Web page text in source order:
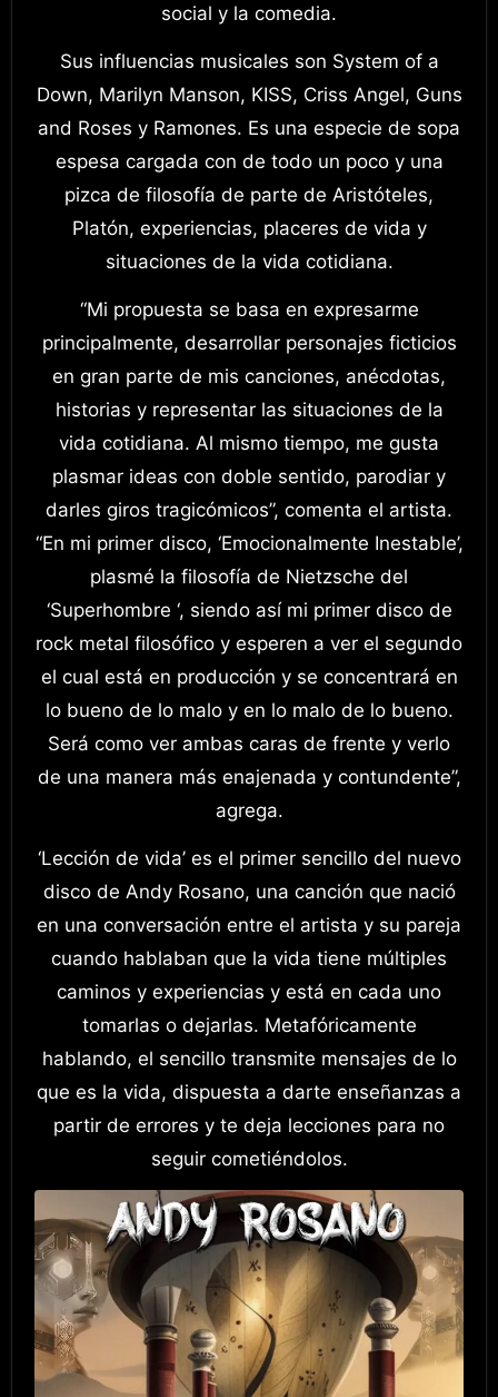
social y la comedia.
Sus influencias musicales son System of a
Down, Marilyn Manson, KISS, Criss Angel, Guns
and Roses y Ramones. Es una especie de sopa
espesa cargada con de todo un poco y una
pizca de filosofía de parte de Aristóteles,
Platón, experiencias, placeres de vida y
situaciones de la vida cotidiana.
“Mi propuesta se basa en expresarme
principalmente, desarrollar personajes ficticios
en gran parte de mis canciones, anécdotas,
historias y representar las situaciones de la
vida cotidiana. Al mismo tiempo, me gusta
plasmar ideas con doble sentido, parodiar y
darles giros tragicómicos”, comenta el artista.
“En mi primer disco, ‘Emocionalmente Inestable’,
plasmé la filosofía de Nietzsche del
‘Superhombre ‘, siendo así mi primer disco de
rock metal filosófico y esperen a ver el segundo
el cual está en producción y se concentrará en
lo bueno de lo malo y en lo malo de lo bueno.
Será como ver ambas caras de frente y verlo
de una manera más enajenada y contundente”,
agrega.
‘Lección de vida’ es el primer sencillo del nuevo
disco de Andy Rosano, una canción que nació
en una conversación entre el artista y su pareja
cuando hablaban que la vida tiene múltiples
caminos y experiencias y está en cada uno
tomarlas o dejarlas. Metafóricamente
hablando, el sencillo transmite mensajes de lo
que es la vida, dispuesta a darte enseñanzas a
partir de errores y te deja lecciones para no
seguir cometiéndolos.